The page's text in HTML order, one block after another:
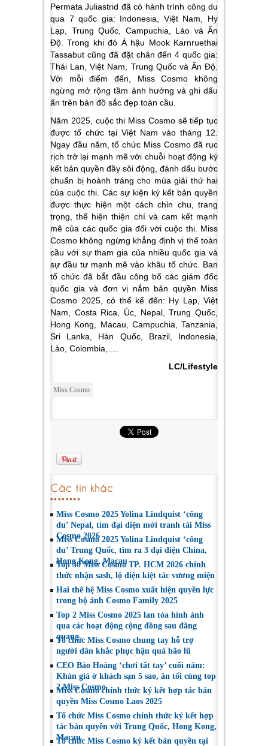
Permata Juliastrid đã có hành trình công du
qua 7 quốc gia: Indonesia, Việt Nam, Hy
Lạp, Trung Quốc, Campuchia, Lào và Ấn
Độ. Trong khi đó Á hậu Mook Karnruethai
Tassabut cũng đã đặt chân đến 4 quốc gia:
Thái Lan, Việt Nam, Trung Quốc và Ấn Độ.
Với mỗi điểm đến, Miss Cosmo không
ngừng mở rộng tầm ảnh hưởng và ghi dấu
ấn trên bản đồ sắc đẹp toàn cầu.
Năm 2025, cuộc thi Miss Cosmo sẽ tiếp tục
được tổ chức tại Việt Nam vào tháng 12.
Ngay đầu năm, tổ chức Miss Cosmo đã rục
rịch trở lại mạnh mẽ với chuỗi hoạt động ký
kết bản quyền đầy sôi động, đánh dấu bước
chuẩn bị hoành tráng cho mùa giải thứ hai
của cuộc thi. Các sự kiện ký kết bản quyền
được thực hiện một cách chỉn chu, trang
trọng, thể hiện thiện chí và cam kết mạnh
mẽ của các quốc gia đối với cuộc thi. Miss
Cosmo không ngừng khẳng định vị thế toàn
cầu với sự tham gia của nhiều quốc gia và
sự đầu tư mạnh mẽ vào khâu tổ chức.
Ban
tổ chức đã bắt đầu công bố các giám đốc
quốc gia và đơn vị nắm bản quyền Miss
Cosmo 2025, có thể kể đến: Hy Lạp, Việt
Nam, Costa Rica, Úc, Nepal, Trung Quốc,
Hong Kong, Macau, Campuchia, Tanzania,
Sri Lanka, Hàn Quốc, Brazil, Indonesia,
Lào, Colombia,….
LC/Lifestyle
Miss Cosmo
Các tin khác
Miss Cosmo 2025 Yolina Lindquist ‘công
du’ Nepal, tìm đại diện mới tranh tài Miss
Cosmo 2026
Miss Cosmo 2025 Yolina Lindquist ‘công
du’ Trung Quốc, tìm ra 3 đại diện China,
Hong Kong, Macau
Top 30 Miss Cosmo TP. HCM 2026 chính
thức nhận sash, lộ diện kiệt tác vương miện
Hai thế hệ Miss Cosmo xuất hiện quyền lực
trong bộ ảnh Cosmo Family 2025
Top 2 Miss Cosmo 2025 lan tỏa hình ảnh
qua các hoạt động cộng đồng sau đăng
quang
Tổ chức Miss Cosmo chung tay hỗ trợ
người dân khắc phục hậu quả bão lũ
CEO Bảo Hoàng ‘chơi tất tay’ cuối năm:
Khán giả ở khách sạn 5 sao, ăn tối cùng top
2 Miss Cosmo
Miss Cosmo chính thức ký kết hợp tác bản
quyền Miss Cosmo Laos 2025
Tổ chức Miss Cosmo chính thức ký kết hợp
tác bản quyền với Trung Quốc, Hong Kong,
Macau
Tổ chức Miss Cosmo ký kết bản quyền tại